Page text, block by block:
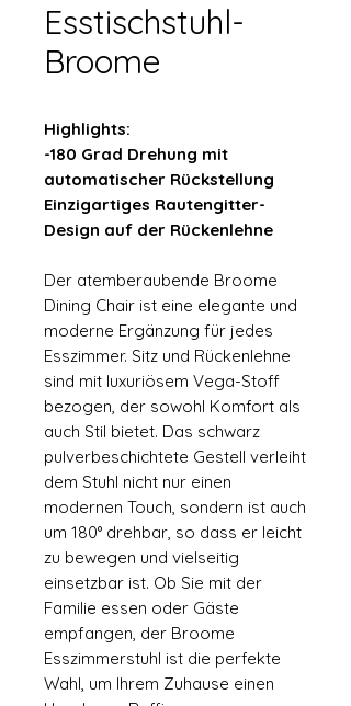
Esstischstuhl-
Broome
Highlights:
-180 Grad Drehung mit
automatischer Rückstellung
Einzigartiges Rautengitter-
Design auf der Rückenlehne
Der atemberaubende Broome
Dining Chair ist eine elegante und
moderne Ergänzung für jedes
Esszimmer. Sitz und Rückenlehne
sind mit luxuriösem Vega-Stoff
bezogen, der sowohl Komfort als
auch Stil bietet. Das schwarz
pulverbeschichtete Gestell verleiht
dem Stuhl nicht nur einen
modernen Touch, sondern ist auch
um 180° drehbar, so dass er leicht
zu bewegen und vielseitig
einsetzbar ist. Ob Sie mit der
Familie essen oder Gäste
empfangen, der Broome
Esszimmerstuhl ist die perfekte
Wahl, um Ihrem Zuhause einen